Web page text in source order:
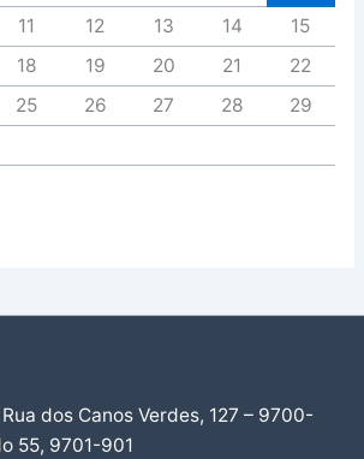
11 12 13 14
15
18 19 20 21
22
25 26 27 28
29
dos Canos Verdes, 127 – 9700-
55, 9701-901